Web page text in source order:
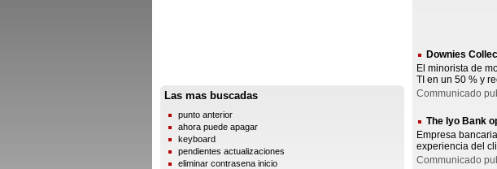
Las mas buscadas
punto anterior
ahora puede apagar
keyboard
pendientes actualizaciones
eliminar contrasena inicio
Downies
El minorista de
TI en un 50 % y
Communicado
The Iyo Bank
Empresa
experiencia del
Communicado